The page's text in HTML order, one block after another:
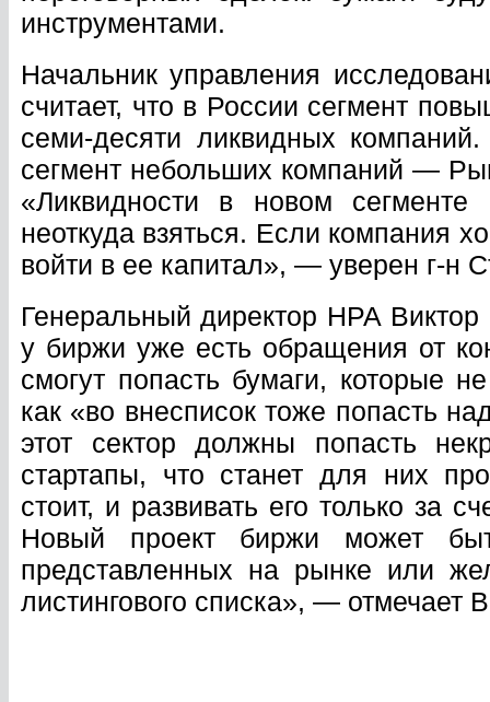
инструментами.
Начальник управления
считает, что в России сегмент
семи-десяти ликвидных
сегмент небольших компаний —
«Ликвидности в новом
неоткуда взяться. Если компания
войти в ее капитал», — уверен г-н
Генеральный директор НРА Виктор
у биржи уже есть обращения от
смогут попасть бумаги, которые
как «во внесписок тоже попасть
этот сектор должны попасть
стартапы, что станет для них
стоит, и развивать его только за
Новый проект биржи может
представленных на рынке или
листингового списка», — отмечает